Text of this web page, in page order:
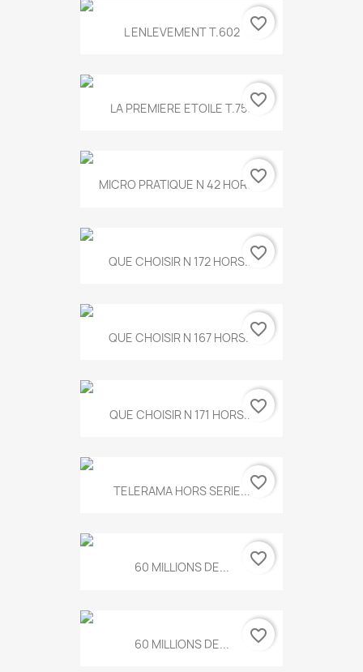
L ENLEVEMENT T.602 favorite_border
LA PREMIERE ETOILE T.755favorite_border
MICRO PRATIQUE N 42 HORS...
favorite_border
QUE CHOISIR N 172 HORS...favorite_border
QUE CHOISIR N 167 HORS...favorite_border
QUE CHOISIR N 171 HORS...favorite_border
TELERAMA HORS SERIE...favorite_border
60 MILLIONS DE... favorite_border
60 MILLIONS DE... favorite_border